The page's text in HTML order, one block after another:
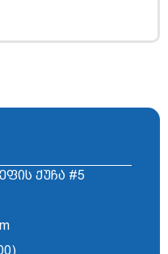
ქუჩა #5